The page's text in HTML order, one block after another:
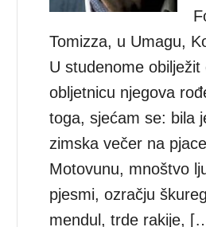
Tomizza, u Umagu,
U studenome obilježit
obljetnicu njegova
toga, sjećam se: bila
zimska večer na
Motovunu, mnoštvo
pjesmi, ozračju
mendul, trde rakije,